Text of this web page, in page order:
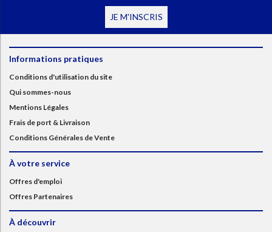
JE M'INSCRIS
Informations pratiques
Conditions d'utilisation du site
Qui sommes-nous
Mentions Légales
Frais de port & Livraison
Conditions Générales de Vente
À votre service
Offres d'emploi
Offres Partenaires
À découvrir